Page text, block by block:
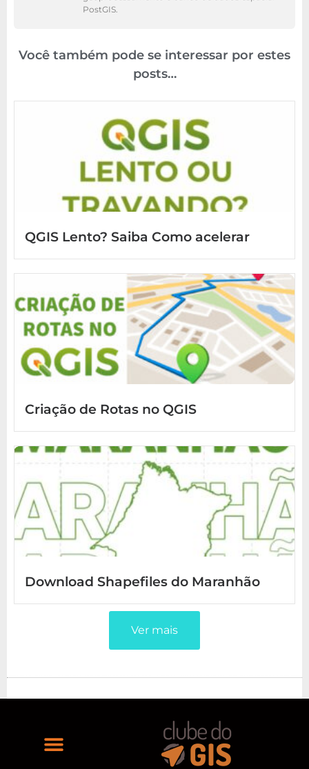
PostGIS.
Você também pode se interessar por estes
posts…
QGIS Lento? Saiba Como acelerar
Criação de Rotas no QGIS
Download Shapefiles do Maranhão
Ver mais